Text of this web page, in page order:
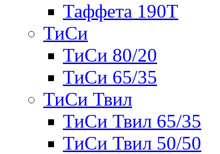
Таффета 190T
ТиСи
ТиСи 80/20
ТиСи 65/35
ТиСи Твил
ТиСи Твил 65/35
ТиСи Твил 50/50